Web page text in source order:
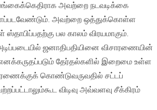
அவற்றை நடவடிக்கை
அவற்றை ஒத்துக்கொள்ள
பல காலம் விரயமாகும்.
ஜனாதிபதியினை விசாரணையின்
தேர்தல்களில் இறைமை உள்ள
கொண்டுவருவதில் சட்டப்
விடிவு அவ்வளவு சீக்கிரம்